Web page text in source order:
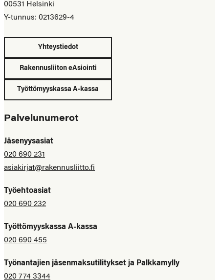
00531 Helsinki
Y-tunnus: 0213629-4
Yhteystiedot
Rakennusliiton eAsiointi
Työttömyyskassa A-kassa
Palvelunumerot
Jäsenyysasiat
020 690 231
asiakirjat@rakennusliitto.fi
Työehtoasiat
020 690 232
Työttömyyskassa A-kassa
020 690 455
Työnantajien jäsenmaksutilitykset ja Palkkamylly
020 774 3344